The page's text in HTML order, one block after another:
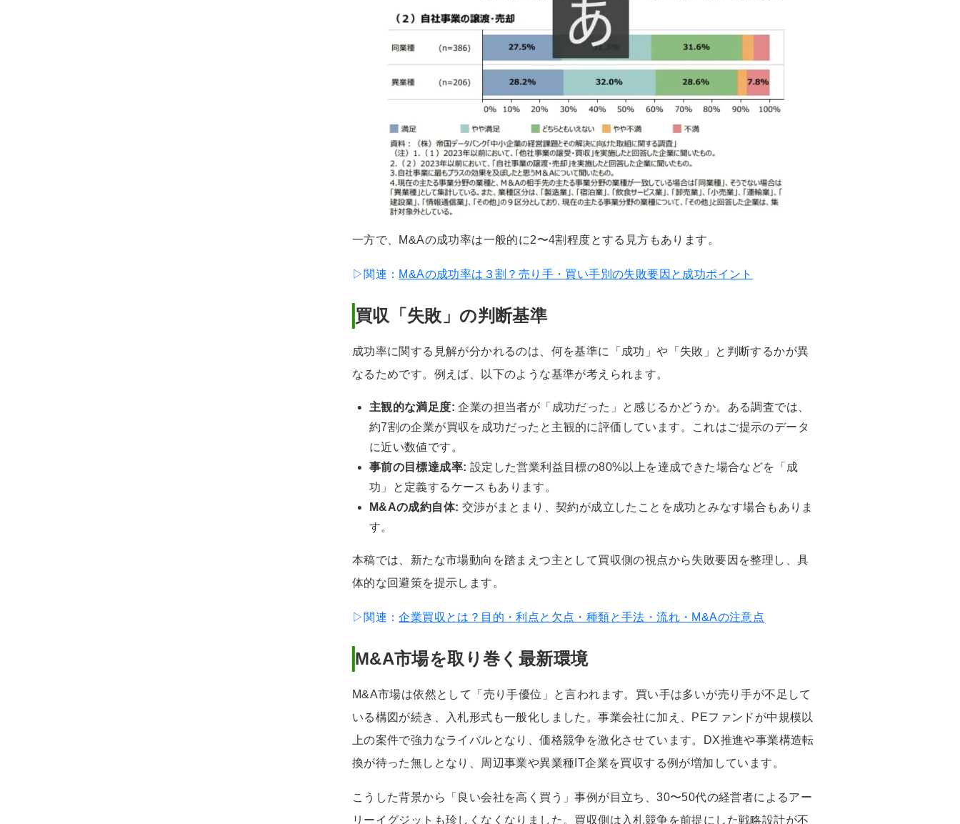
一方で、M&Aの成功率は一般的に2〜4割程度とする見方もあります。
▷関連： M&Aの成功率は３割？売り手・買い手別の失敗要因と成功ポイント
買収「失敗」の判断基準
成功率に関する見解が分かれるのは、何を基準に「成功」や「失敗」と判断するかが異
なるためです。例えば、以下のような基準が考えられます。
主観的な満足度: 企業の担当者が「成功だった」と感じるかどうか。ある調査では、
約7割の企業が買収を成功だったと主観的に評価しています。これはご提示のデータ
に近い数値です。
事前の目標達成率: 設定した営業利益目標の80%以上を達成できた場合などを「成
功」と定義するケースもあります。
M&Aの成約自体: 交渉がまとまり、契約が成立したことを成功とみなす場合もありま
す。
本稿では、新たな市場動向を踏まえつ主として買収側の視点から失敗要因を整理し、具
体的な回避策を提示します。
▷関連：企業買収とは？目的・利点と欠点・種類と手法・流れ・M&Aの注意点
M&A市場を取り巻く最新環境
M&A市場は依然として「売り手優位」と言われます。買い手は多いが売り手が不足して
いる構図が続き、入札形式も一般化しました。事業会社に加え、PEファンドが中規模以
上の案件で強力なライバルとなり、価格競争を激化させています。DX推進や事業構造転
換が待った無しとなり、周辺事業や異業種IT企業を買収する例が増加しています。
こうした背景から「良い会社を高く買う」事例が目立ち、30〜50代の経営者によるアー
リーイグジットも珍しくなくなりました。買収側は入札競争を前提にした戦略設計が不